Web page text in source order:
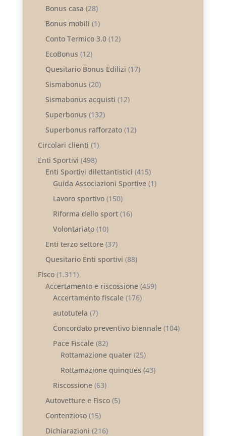
Bonus casa (28)
Bonus mobili (1)
Conto Termico 3.0(12)
EcoBonus (12)
Quesitario Bonus Edilizi (17)
Sismabonus (20)
Sismabonus acquisti (12)
Superbonus (132)
Superbonus rafforzato(12)
Circolari clienti (1)
Enti Sportivi (498)
Enti Sportivi dilettantistici (415)
Guida Associazioni Sportive(1)
Lavoro sportivo(150)
Riforma dello sport(16)
Volontariato(10)
Enti terzo settore(37)
Quesitario Enti sportivi (88)
Fisco(1.311)
Accertamento e riscossione(459)
Accertamento fiscale(176)
autotutela (7)
Concordato preventivo biennale(104)
Pace Fiscale(82)
Rottamazione quater(25)
Rottamazione quinques (43)
Riscossione(63)
Autovetture e Fisco(5)
Contenzioso(15)
Dichiarazioni (216)